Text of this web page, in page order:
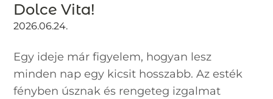
Dolce Vita!
2026.06.24.
Egy ideje már figyelem, hogyan lesz
minden nap egy kicsit hosszabb. Az esték
fényben úsznak és rengeteg izgalmat